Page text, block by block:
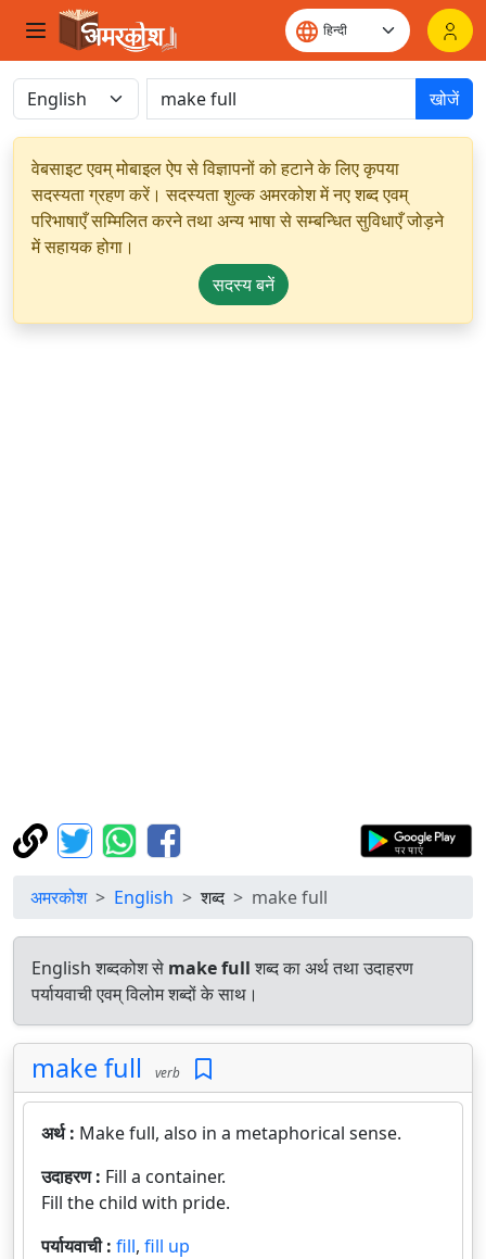
खोजें
वेबसाइट एवम् मोबाइल ऐप से विज्ञापनों को हटाने के लिए कृपया
सदस्यता ग्रहण करें। सदस्यता शुल्क अमरकोश में नए शब्द एवम्
परिभाषाएँ सम्मिलित करने तथा अन्य भाषा से सम्बन्धित सुविधाएँ जोड़ने
में सहायक होगा।
सदस्य बनें
अमरकोश English शब्द make full
English शब्दकोश से make fullशब्द का अर्थ तथा उदाहरण
पर्यायवाची एवम् विलोम शब्दों के साथ।
make full verb
अर्थ : Make full, also in a metaphorical sense.
उदाहरण : Fill a container.
Fill the child with pride.
पर्यायवाची : fill, fill up